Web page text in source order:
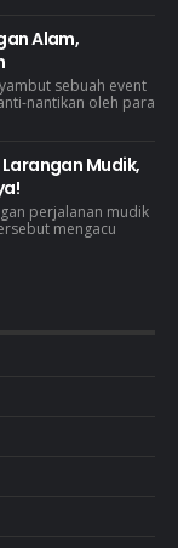
Alam,
sebuah event
nantikan oleh para
Mudik,
perjalanan mudik
mengacu